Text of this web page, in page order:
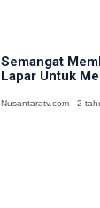
Semangat
Lapar Untuk
Nusantaratv.com - 2